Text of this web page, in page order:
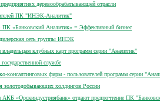
деревообрабатывающей отрасли
ПК "ИНЭК-Аналитик"
«Банковский Аналитик» = Эффективный бизнес
сеть группы ИНЭК
клубных карт программ серии "Аналитик"
службе
консалтинговых фирм - пользователей программ серии
холдингов России
«Орскиндустриябанк» отдают предпочтение ПК